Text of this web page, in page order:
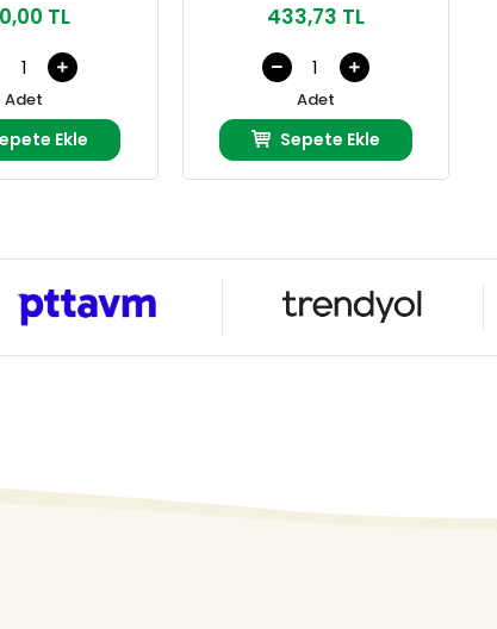
TL
Adet
Ekle
433,73 TL
Adet
Sepete Ekle